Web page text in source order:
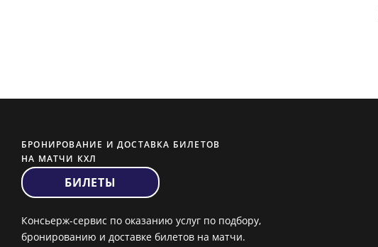
БРОНИРОВАНИЕ И ДОСТАВКА БИЛЕТОВ
НА МАТЧИ КХЛ
БИЛЕТЫ
Консьерж-сервис по оказанию услуг по подбору,
бронированию и доставке билетов на матчи.